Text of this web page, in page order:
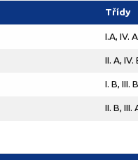
Třídy
I.A, IV. A
II. A, IV.
I. B, III. B
II. B, III.